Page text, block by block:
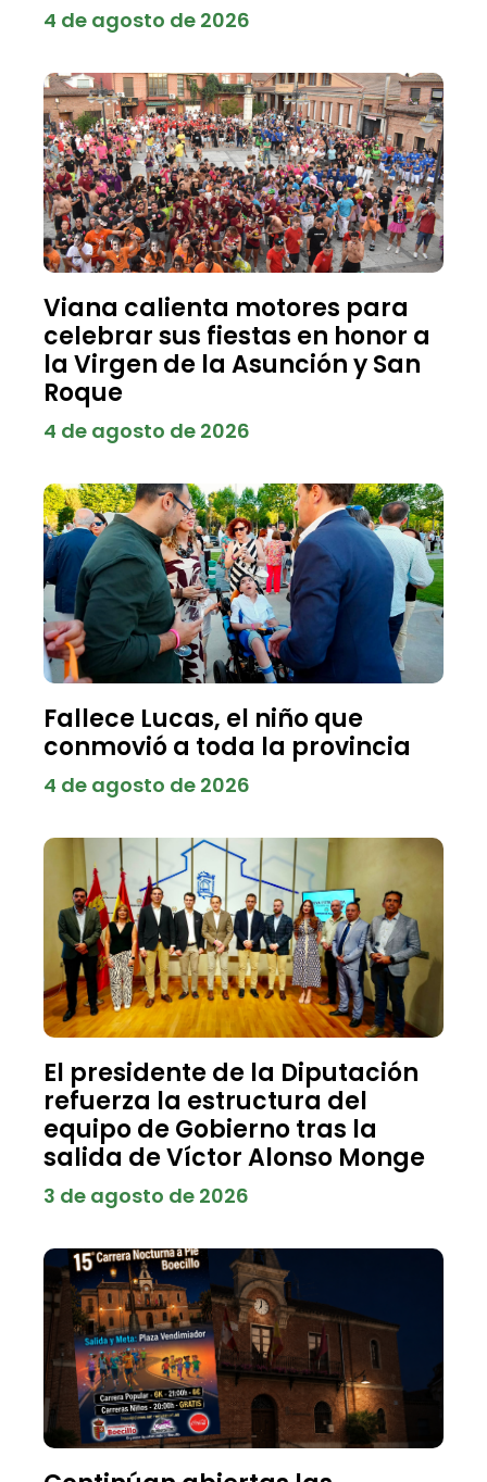
4 de agosto de 2026
Viana calienta motores para
celebrar sus fiestas en honor a
la Virgen de la Asunción y San
Roque
4 de agosto de 2026
Fallece Lucas, el niño que
conmovió a toda la provincia
4 de agosto de 2026
El presidente de la Diputación
refuerza la estructura del
equipo de Gobierno tras la
salida de Víctor Alonso Monge
3 de agosto de 2026